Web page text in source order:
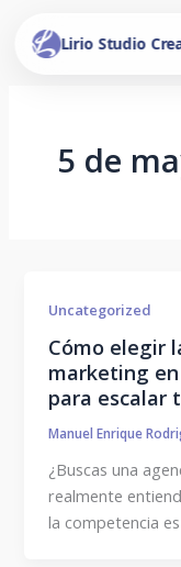
contenido
Lirio Studio
5 de
Uncategorized
Cómo elegir
marketing
para escalar
Manuel Enrique
¿Buscas una
realmente
la competencia